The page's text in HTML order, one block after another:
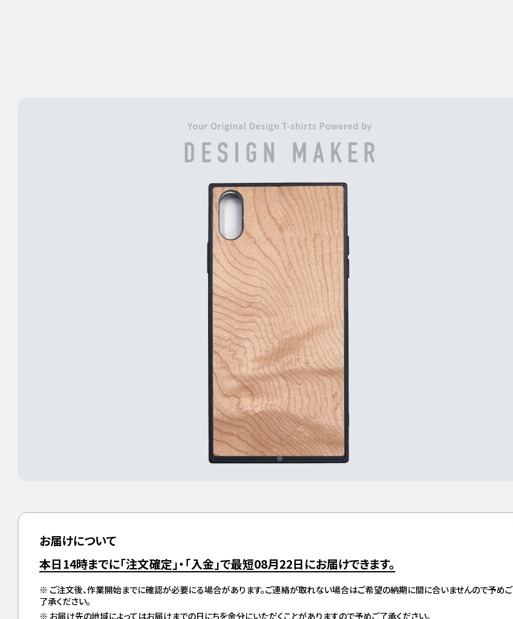
お届けについて
本日14時までに「注文確定」・「入金」で最短08月22日にお届けできます。
ご注文後、作業開始までに確認が必要にる場合があります。ご連絡が取れない場合はご希望の納期に間に合いませんので予めご
了承ください。
お届け先の地域によってはお届けまでの日にちを余分にいただくことがありますので予めご了承ください。